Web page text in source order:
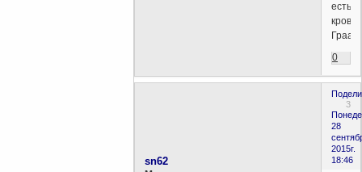
есть
кровь
0
3
28
2015г.
18:46
sn62